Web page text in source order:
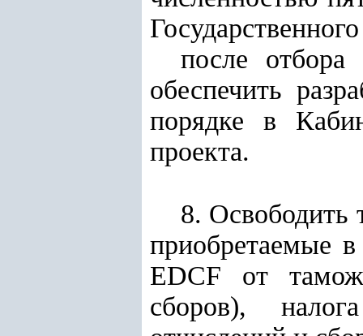
после отбора
обеспечить
порядке в
проекта.
8. Освободить
приобретаемые в
EDCF от
сборов),